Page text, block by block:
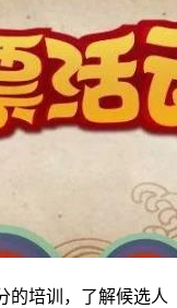
的培训，了解候选人